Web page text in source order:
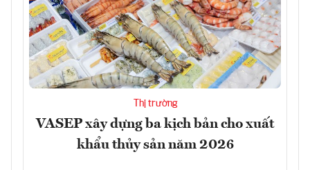
Thị trường
VASEP xây dựng ba kịch bản cho xuất
khẩu thủy sản năm 2026